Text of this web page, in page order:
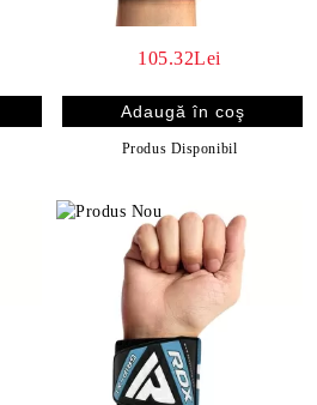
105.32Lei
Produs Disponibil